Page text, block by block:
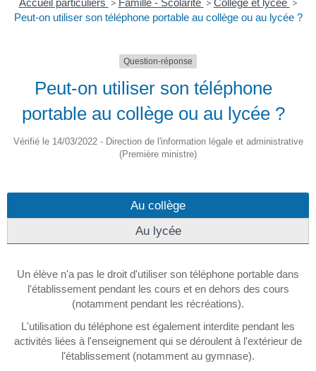
Accueil particuliers > Famille - Scolarité > Collège et lycée >
Peut-on utiliser son téléphone portable au collège ou au lycée ?
Question-réponse
Peut-on utiliser son téléphone
portable au collège ou au lycée ?
Vérifié le 14/03/2022 - Direction de l'information légale et administrative
(Première ministre)
Au collège
Au lycée
Un élève n'a pas le droit d'utiliser son téléphone portable dans
l'établissement pendant les cours et en dehors des cours
(notamment pendant les récréations).
L'utilisation du téléphone est également interdite pendant les
activités liées à l'enseignement qui se déroulent à l'extérieur de
l'établissement (notamment au gymnase).